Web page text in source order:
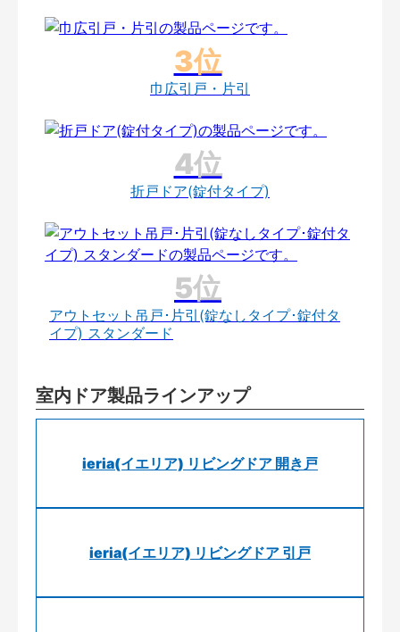
巾広引戸・片引
折戸ドア(錠付タイプ)
アウトセット吊戸･片引(錠なしタイプ･錠付タ
イプ) スタンダード
室内ドア製品ラインアップ
ieria(イエリア) リビングドア 開き戸
ieria(イエリア) リビングドア 引戸